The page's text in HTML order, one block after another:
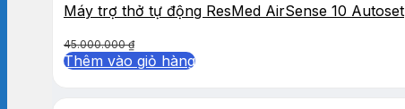
Máy trợ thở tự động ResMed AirSense 10 Autoset
45.000.000₫
Thêm vào giỏ hàng